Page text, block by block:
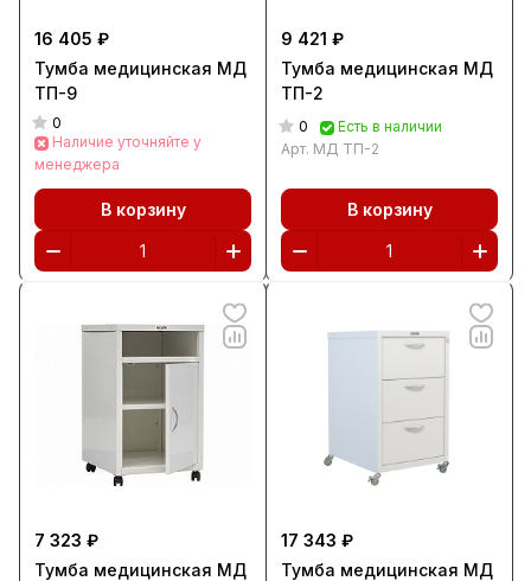
16 405 ₽
Тумба медицинская МД
ТП-9
0
Наличие уточняйте у
менеджера
В корзину
9 421 ₽
Тумба медицинская МД
ТП-2
0
Есть в наличии
Арт. МД ТП-2
В корзину
7 323 ₽
Тумба медицинская МД
17 343 ₽
Тумба медицинская МД